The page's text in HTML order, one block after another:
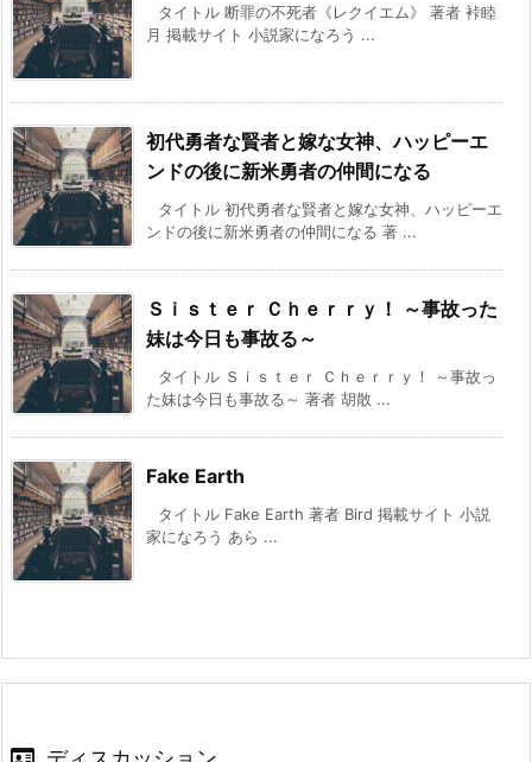
タイトル 断罪の不死者《レクイエム》 著者 裃睦
月 掲載サイト 小説家になろう ...
初代勇者な賢者と嫁な女神、ハッピーエ
ンドの後に新米勇者の仲間になる
タイトル 初代勇者な賢者と嫁な女神、ハッピーエ
ンドの後に新米勇者の仲間になる 著 ...
Ｓｉｓｔｅｒ Ｃｈｅｒｒｙ！ ～事故った
妹は今日も事故る～
タイトル Ｓｉｓｔｅｒ Ｃｈｅｒｒｙ！ ～事故っ
た妹は今日も事故る～ 著者 胡散 ...
Fake Earth
タイトル Fake Earth 著者 Bird 掲載サイト 小説
家になろう あら ...